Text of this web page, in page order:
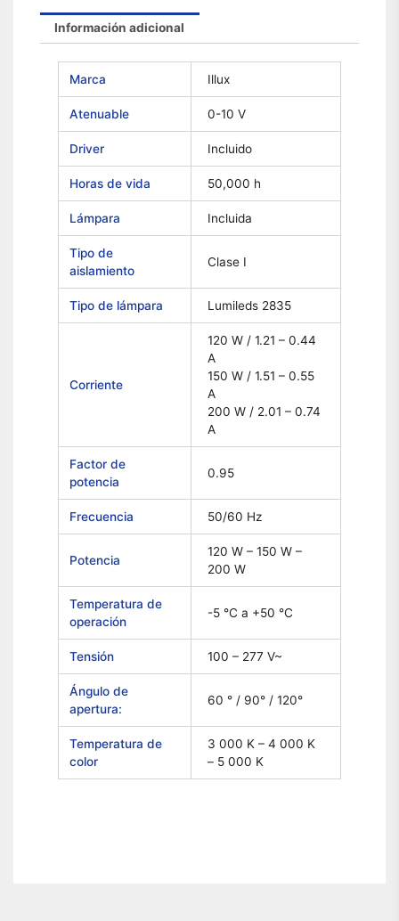
Información adicional
Marca Illux
Atenuable 0-10 V
Driver Incluido
Horas de vida 50,000 h
Lámpara Incluida
Tipo de
aislamiento
Clase I
Tipo de lámpara Lumileds 2835
Corriente
120 W / 1.21 – 0.44
A
150 W / 1.51 – 0.55
A
200 W / 2.01 – 0.74
A
Factor de
potencia
0.95
Frecuencia 50/60 Hz
Potencia
120 W – 150 W –
200 W
Temperatura de
operación
-5 °C a +50 °C
Tensión 100 – 277 V~
Ángulo de
apertura:
60 ° / 90° / 120°
Temperatura de
color
3 000 K – 4 000 K
– 5 000 K